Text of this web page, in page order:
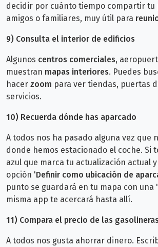
decidir por cuánto tiempo compartir tu
amigos o familiares, muy útil para
9) Consulta el interior de edificios
Algunos centros comerciales,
muestran mapas interiores. Puedes
hacer zoom para ver tiendas, puertas
servicios.
10) Recuerda dónde has aparcado
A todos nos ha pasado alguna vez que
donde hemos estacionado el coche. Si
azul que marca tu actualización actual
opción 'Definir como ubicación de
punto se guardará en tu mapa con una '
misma app te acercará hasta allí.
11) Compara el precio de las gasolineras
A todos nos gusta ahorrar dinero.